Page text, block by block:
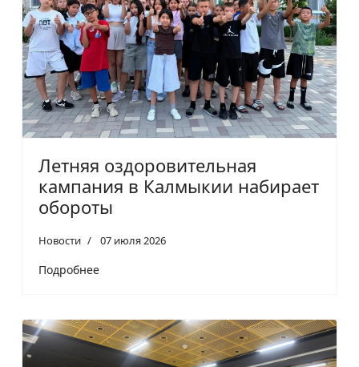
Летняя оздоровительная
кампания в Калмыкии набирает
обороты
Новости 07 июля 2026
Подробнее